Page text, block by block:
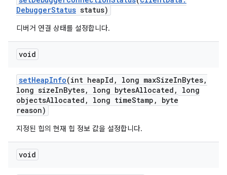
DebuggerStatus status)
디버거 연결 상태를 설정합니다.
void
setHeapInfo(int heapId , long maxSizeInBytes,
long sizeInBytes, long bytesAllocated ,
long
objectsAllocated , long timeStamp ,
byte
reason)
지정된 힙의 현재 힙 정보 값을 설정합니다.
void